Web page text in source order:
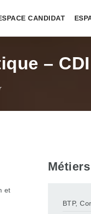
CANDIDAT
–
et
Métiers
BTP,